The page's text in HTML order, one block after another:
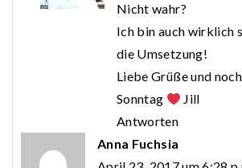
Nicht wahr?
Ich bin auch wirklich
die Umsetzung!
Liebe Grüße und
Sonntag
Jill
Antworten
Anna Fuchsia